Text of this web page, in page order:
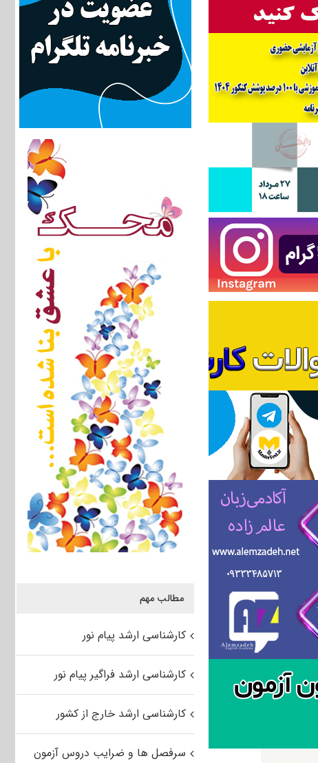
مطالب مهم
کارشناسی ارشد پیام نور
کارشناسی ارشد فراگیر پیام نور
کارشناسی ارشد خارج از کشور
سرفصل ها و ضرایب دروس آزمون